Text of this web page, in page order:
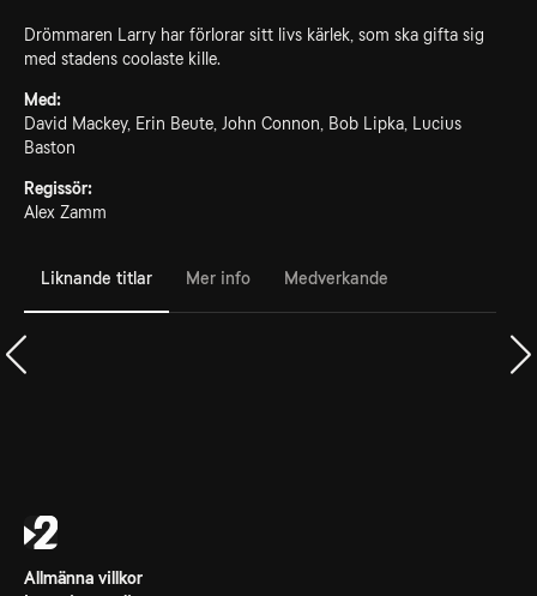
Drömmaren Larry har förlorar sitt livs kärlek, som ska gifta sig
med stadens coolaste kille.
Med:
David Mackey, Erin Beute, John Connon, Bob Lipka, Lucius
Baston
Regissör:
Alex Zamm
Liknande titlar Mer info Medverkande
Allmänna villkor